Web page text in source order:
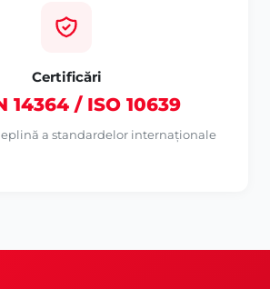
Certificări
14364 / ISO 10639
a standardelor internaționale